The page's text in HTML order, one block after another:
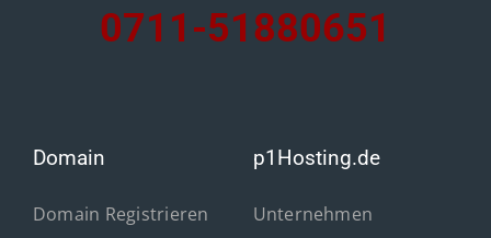
0711-51880651
Domain
Domain Registrieren
p1Hosting.de
Unternehmen